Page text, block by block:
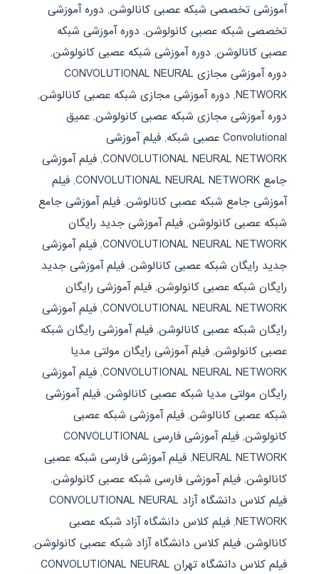
آموزشی تخصصی شبکه عصبی کانالوشن, دوره آموزشی
تخصصی شبکه عصبی کانولوشن, دوره آموزشی شبکه
عصبی کانالوشن, دوره آموزشی شبکه عصبی کانولوشن,
دوره آموزشی مجازی CONVOLUTIONAL NEURAL
NETWORK
, دوره آموزشی مجازی شبکه عصبی کانالوشن,
دوره آموزشی مجازی شبکه عصبی کانولوشن, عمیق
Convolutional عصبی شبکه
, فیلم آموزشی
CONVOLUTIONAL NEURAL NETWORK
, فیلم آموزشی
جامع CONVOLUTIONAL NEURAL NETWORK
, فیلم
آموزشی جامع شبکه عصبی کانالوشن, فیلم آموزشی جامع
شبکه عصبی کانولوشن, فیلم آموزشی جدید رایگان
CONVOLUTIONAL NEURAL NETWORK
, فیلم آموزشی
جدید رایگان شبکه عصبی کانالوشن, فیلم آموزشی جدید
رایگان شبکه عصبی کانولوشن, فیلم آموزشی رایگان
CONVOLUTIONAL NEURAL NETWORK
, فیلم آموزشی
رایگان شبکه عصبی کانالوشن, فیلم آموزشی رایگان شبکه
عصبی کانولوشن, فیلم آموزشی رایگان مولتی مدیا
CONVOLUTIONAL NEURAL NETWORK
, فیلم آموزشی
رایگان مولتی مدیا شبکه عصبی کانالوشن, فیلم آموزشی
شبکه عصبی کانالوشن, فیلم آموزشی شبکه عصبی
کانولوشن,
فیلم آموزشی فارسی CONVOLUTIONAL
NEURAL NETWORK
, فیلم آموزشی فارسی شبکه عصبی
کانالوشن, فیلم آموزشی فارسی شبکه عصبی کانولوشن,
فیلم کلاس دانشگاه آزاد CONVOLUTIONAL NEURAL
NETWORK
, فیلم کلاس دانشگاه آزاد شبکه عصبی
کانالوشن, فیلم کلاس دانشگاه آزاد شبکه عصبی کانولوشن,
فیلم کلاس دانشگاه تهران CONVOLUTIONAL NEURAL